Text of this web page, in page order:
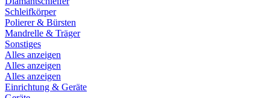
Schleifkörper
Polierer & Bürsten
Mandrelle & Träger
Sonstiges
Alles anzeigen
Alles anzeigen
Alles anzeigen
Einrichtung & Geräte